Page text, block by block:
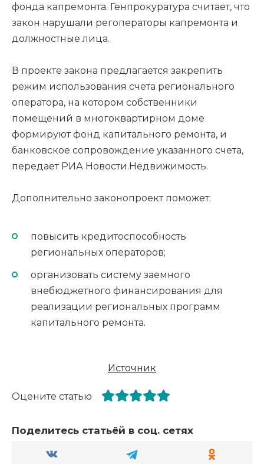
фонда капремонта. Генпрокуратура считает, что
закон нарушали регоператоры капремонта и
должностные лица.
В проекте закона предлагается закрепить
режим использования счета регионального
оператора, на котором собственники
помещений в многоквартирном доме
формируют фонд капитального ремонта, и
банковское сопровождение указанного счета,
передает РИА Новости.Недвижимость.
Дополнительно законопроект поможет:
повысить кредитоспособность
региональных операторов;
организовать систему заемного
внебюджетного финансирования для
реализации региональных программ
капитального ремонта.
Источник
Оцените статью
Поделитесь статьёй в соц. сетях